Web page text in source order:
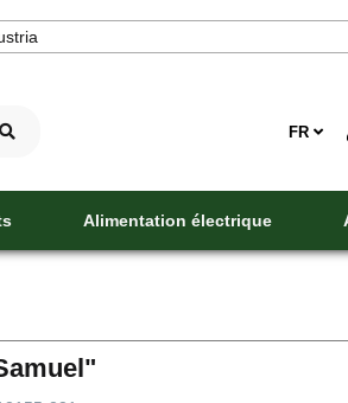
FR
Alimentation électrique